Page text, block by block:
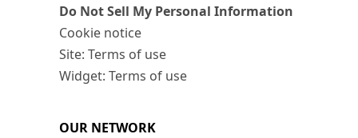
Do Not Sell My Personal Information
Cookie notice
Site: Terms of use
Widget: Terms of use
OUR NETWORK